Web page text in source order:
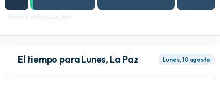
Mayormente despejado
El tiempo para Lunes, La Paz Lunes, 10 agosto